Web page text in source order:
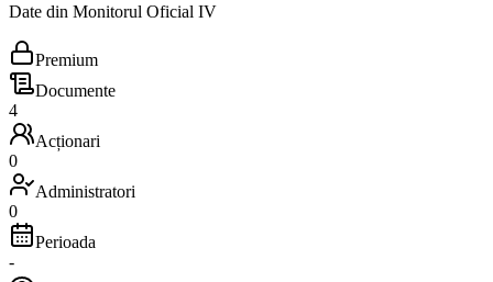
Date din Monitorul Oficial IV
Premium
Documente
4
Acționari
0
Administratori
0
Perioada
-